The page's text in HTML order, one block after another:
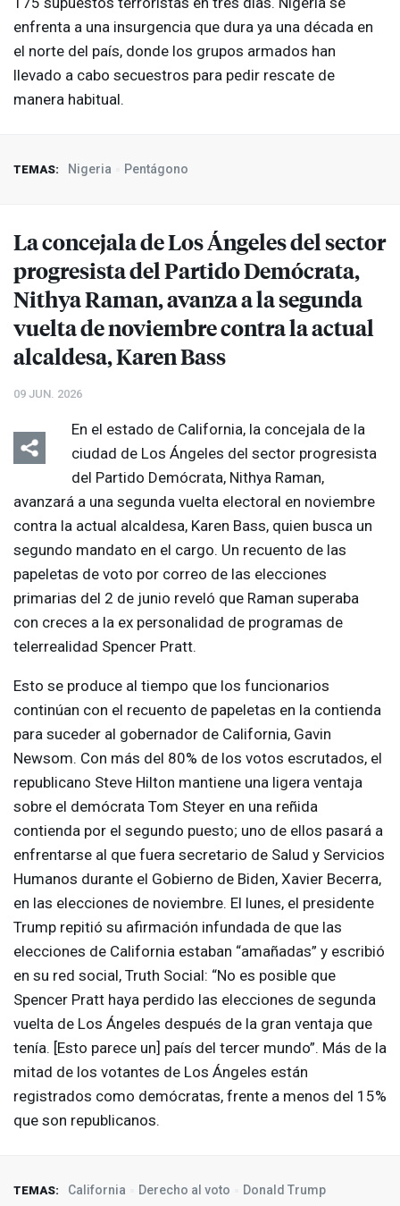
enfrenta a una insurgencia que dura ya una década en
el norte del país, donde los grupos armados han
llevado a cabo secuestros para pedir rescate de
manera habitual.
TEMAS: Nigeria Pentágono
La concejala de Los Ángeles del sector
progresista del Partido Demócrata,
Nithya Raman, avanza a la segunda
vuelta de noviembre contra la actual
alcaldesa, Karen Bass
09 JUN. 2026
En el estado de California, la concejala de la
ciudad de Los Ángeles del sector progresista
del Partido Demócrata, Nithya Raman,
avanzará a una segunda vuelta electoral en noviembre
contra la actual alcaldesa, Karen Bass, quien busca un
segundo mandato en el cargo. Un recuento de las
papeletas de voto por correo de las elecciones
primarias del 2 de junio reveló que Raman superaba
con creces a la ex personalidad de programas de
telerrealidad Spencer Pratt.
Esto se produce al tiempo que los funcionarios
continúan con el recuento de papeletas en la contienda
para suceder al gobernador de California, Gavin
Newsom. Con más del 80% de los votos escrutados, el
republicano Steve Hilton mantiene una ligera ventaja
sobre el demócrata Tom Steyer en una reñida
contienda por el segundo puesto; uno de ellos pasará a
enfrentarse al que fuera secretario de Salud y Servicios
Humanos durante el Gobierno de Biden, Xavier Becerra,
en las elecciones de noviembre. El lunes, el presidente
Trump repitió su afirmación infundada de que las
elecciones de California estaban “amañadas” y escribió
en su red social, Truth Social: “No es posible que
Spencer Pratt haya perdido las elecciones de segunda
vuelta de Los Ángeles después de la gran ventaja que
tenía. [Esto parece un] país del tercer mundo”. Más de la
mitad de los votantes de Los Ángeles están
registrados como demócratas, frente a menos del 15%
que son republicanos.
TEMAS: California Derecho al voto Donald Trump